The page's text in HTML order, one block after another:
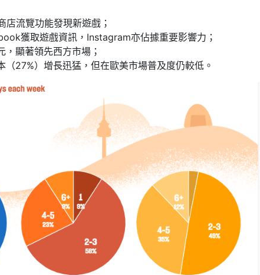
店流覽功能發現新遊戲；
獲取遊戲資訊，Instagram亦佔據重要影響力；
顯著領先西方市場；
27%）增長迅猛，但在歐美市場普及度仍較低。